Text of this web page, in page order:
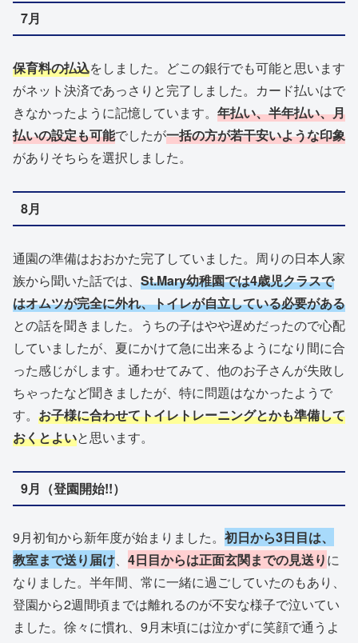
7月
保育料の払込をしました。どこの銀行でも可能と思います
がネット決済であっさりと完了しました。カード払いはで
きなかったように記憶しています。 年払い、半年払い、月
払いの設定も可能でしたが一括の方が若干安いような印象
がありそちらを選択しました。
8月
通園の準備はおおかた完了していました。周りの日本人家
族から聞いた話では、 St.Mary幼稚園では4歳児クラスで
はオムツが完全に外れ、トイレが自立している必要がある
との話を聞きました。うちの子はやや遅めだったので心配
していましたが、夏にかけて急に出来るようになり間に合
った感じがします。通わせてみて、他のお子さんが失敗し
ちゃったなど聞きましたが、特に問題はなかったようで
す。 お子様に合わせてトイレトレーニングとかも準備して
おくとよいと思います。
9月（登園開始!!）
9月初旬から新年度が始まりました。 初日から3日目は、
教室まで送り届け、 4日目からは正面玄関までの見送りに
なりました。半年間、常に一緒に過ごしていたのもあり、
登園から2週間頃までは離れるのが不安な様子で泣いてい
ました。徐々に慣れ、9月末頃には泣かずに笑顔で通うよ